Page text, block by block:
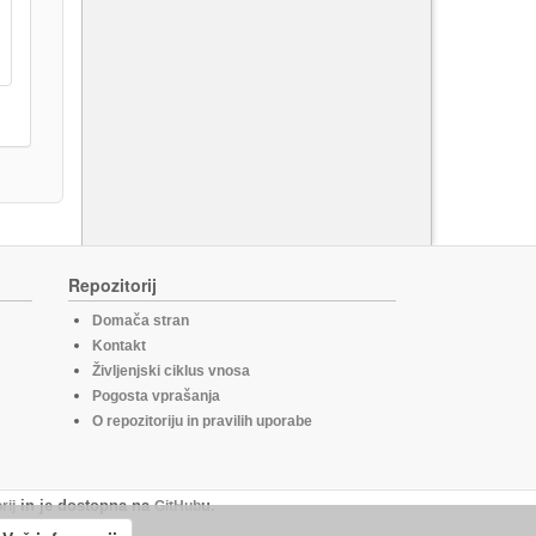
Repozitorij
Domača stran
Kontakt
Življenjski ciklus vnosa
Pogosta vprašanja
O repozitoriju in pravilih uporabe
in je dostopna naGitHubu.